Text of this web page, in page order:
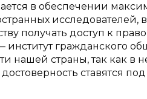
в обеспечении
исследователей,
получать доступ к
гражданского
нашей страны, так как в
ставятся